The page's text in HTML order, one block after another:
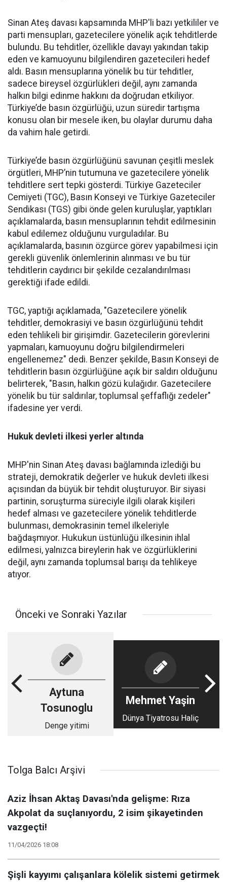
Sinan Ateş davası kapsamında MHP'li bazı yetkililer ve
parti mensupları, gazetecilere yönelik açık tehditlerde
bulundu. Bu tehditler, özellikle davayı yakından takip
eden ve kamuoyunu bilgilendiren gazetecileri hedef
aldı. Basın mensuplarına yönelik bu tür tehditler,
sadece bireysel özgürlükleri değil, aynı zamanda
halkın bilgi edinme hakkını da doğrudan etkiliyor.
Türkiye’de basın özgürlüğü, uzun süredir tartışma
konusu olan bir mesele iken, bu olaylar durumu daha
da vahim hale getirdi.
Türkiye’de basın özgürlüğünü savunan çeşitli meslek
örgütleri, MHP’nin tutumuna ve gazetecilere yönelik
tehditlere sert tepki gösterdi. Türkiye Gazeteciler
Cemiyeti (TGC), Basın Konseyi ve Türkiye Gazeteciler
Sendikası (TGS) gibi önde gelen kuruluşlar, yaptıkları
açıklamalarda, basın mensuplarının tehdit edilmesinin
kabul edilemez olduğunu vurguladılar. Bu
açıklamalarda, basının özgürce görev yapabilmesi için
gerekli güvenlik önlemlerinin alınması ve bu tür
tehditlerin caydırıcı bir şekilde cezalandırılması
gerektiği ifade edildi.
TGC, yaptığı açıklamada, "Gazetecilere yönelik
tehditler, demokrasiyi ve basın özgürlüğünü tehdit
eden tehlikeli bir girişimdir. Gazetecilerin görevlerini
yapmaları, kamuoyunu doğru bilgilendirmeleri
engellenemez" dedi. Benzer şekilde, Basın Konseyi de
tehditlerin basın özgürlüğüne açık bir saldırı olduğunu
belirterek, "Basın, halkın gözü kulağıdır. Gazetecilere
yönelik bu tür saldırılar, toplumsal şeffaflığı zedeler"
ifadesine yer verdi.
Hukuk devleti ilkesi yerler altında
MHP'nin Sinan Ateş davası bağlamında izlediği bu
strateji, demokratik değerler ve hukuk devleti ilkesi
açısından da büyük bir tehdit oluşturuyor. Bir siyasi
partinin, soruşturma süreciyle ilgili olarak kişileri
hedef alması ve gazetecilere yönelik tehditlerde
bulunması, demokrasinin temel ilkeleriyle
bağdaşmıyor. Hukukun üstünlüğü ilkesinin ihlal
edilmesi, yalnızca bireylerin hak ve özgürlüklerini
değil, aynı zamanda toplumsal barışı da tehlikeye
atıyor.
Önceki ve Sonraki Yazılar
Aytuna
Tosunoglu
Denge yitimi
Mehmet Yaşin
Dünya Tiyatrosu Haliç
Tolga Balcı Arşivi
Aziz İhsan Aktaş Davası'nda gelişme: Rıza
Akpolat da suçlanıyordu, 2 isim şikayetinden
vazgeçti!
11/04/2026 18:08
Şişli kayyımı çalışanlara kölelik sistemi getirmek